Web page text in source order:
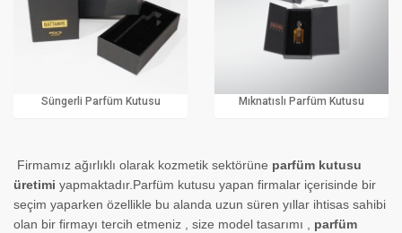
Süngerli Parfüm Kutusu Mıknatıslı Parfüm Kutusu
Firmamız ağırlıklı olarak kozmetik sektörüne parfüm kutusu
üretimi yapmaktadır.Parfüm kutusu yapan firmalar içerisinde bir
seçim yaparken özellikle bu alanda uzun süren yıllar ihtisas sahibi
olan bir firmayı tercih etmeniz , size model tasarımı , parfüm